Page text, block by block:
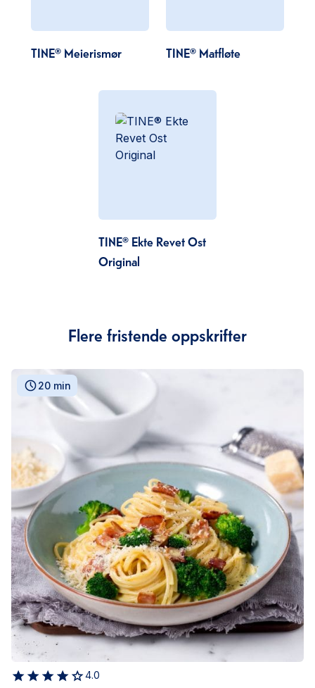
TINE® Meierismør TINE® Matfløte
TINE® Ekte Revet Ost
Original
Flere fristende oppskrifter
20 min
4.0